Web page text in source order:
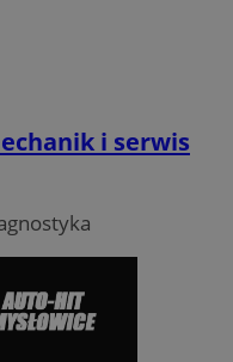
i serwis